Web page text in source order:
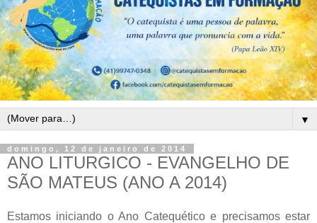
▼
domingo, 12 de janeiro de 2014
ANO LITURGICO - EVANGELHO DE
SÃO MATEUS (ANO A 2014)
Estamos iniciando o Ano Catequético e precisamos estar